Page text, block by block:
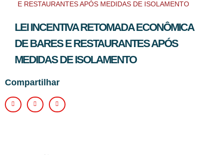
E RESTAURANTES APÓS MEDIDAS DE ISOLAMENTO
LEI INCENTIVA RETOMADA ECONÔMICA
DE BARES E RESTAURANTES APÓS
MEDIDAS DE ISOLAMENTO
Compartilhar